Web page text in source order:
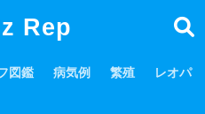
Rep
図鑑 病気例 繁殖 レオパ